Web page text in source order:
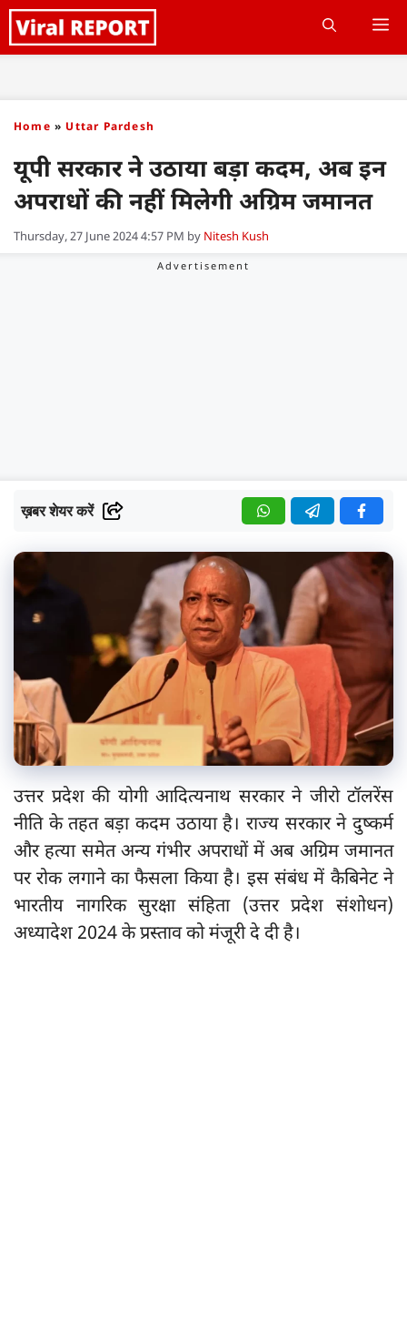
Skip
to
Home » Uttar Pardesh
यूपी सरकार ने उठाया बड़ा कदम, अब इन
अपराधों की नहीं मिलेगी अग्रिम जमानत
Thursday, 27 June 2024 4:57 PM by Nitesh Kush
ख़बर शेयर करें
उत्तर प्रदेश की योगी आदित्यनाथ सरकार ने जीरो टॉलरेंस
नीति के तहत बड़ा कदम उठाया है। राज्य सरकार ने दुष्कर्म
और हत्या समेत अन्य गंभीर अपराधों में अब अग्रिम जमानत
पर रोक लगाने का फैसला किया है। इस संबंध में कैबिनेट ने
भारतीय नागरिक सुरक्षा संहिता (उत्तर प्रदेश संशोधन)
अध्यादेश 2024 के प्रस्ताव को मंजूरी दे दी है।